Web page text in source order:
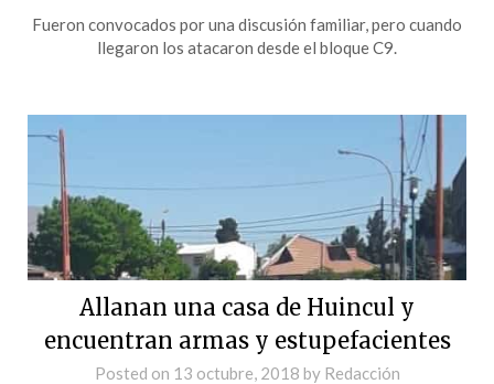
Fueron convocados por una discusión familiar, pero cuando
llegaron los atacaron desde el bloque C9.
Allanan una casa de Huincul y
encuentran armas y estupefacientes
Posted on 13 octubre, 2018 by Redacción